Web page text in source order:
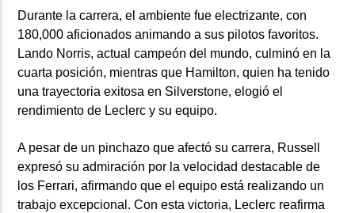
Durante la carrera, el ambiente fue electrizante, con
180,000 aficionados animando a sus pilotos favoritos.
Lando Norris, actual campeón del mundo, culminó en la
cuarta posición, mientras que Hamilton, quien ha tenido
una trayectoria exitosa en Silverstone, elogió el
rendimiento de Leclerc y su equipo.
A pesar de un pinchazo que afectó su carrera, Russell
expresó su admiración por la velocidad destacable de
los Ferrari, afirmando que el equipo está realizando un
trabajo excepcional. Con esta victoria, Leclerc reafirma